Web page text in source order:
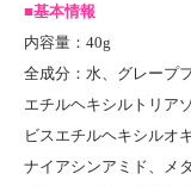
■基本情報
内容量：40g
全成分：水、グレープ
エチルヘキシルトリア
ビスエチルヘキシルオ
ナイアシンアミド、メ